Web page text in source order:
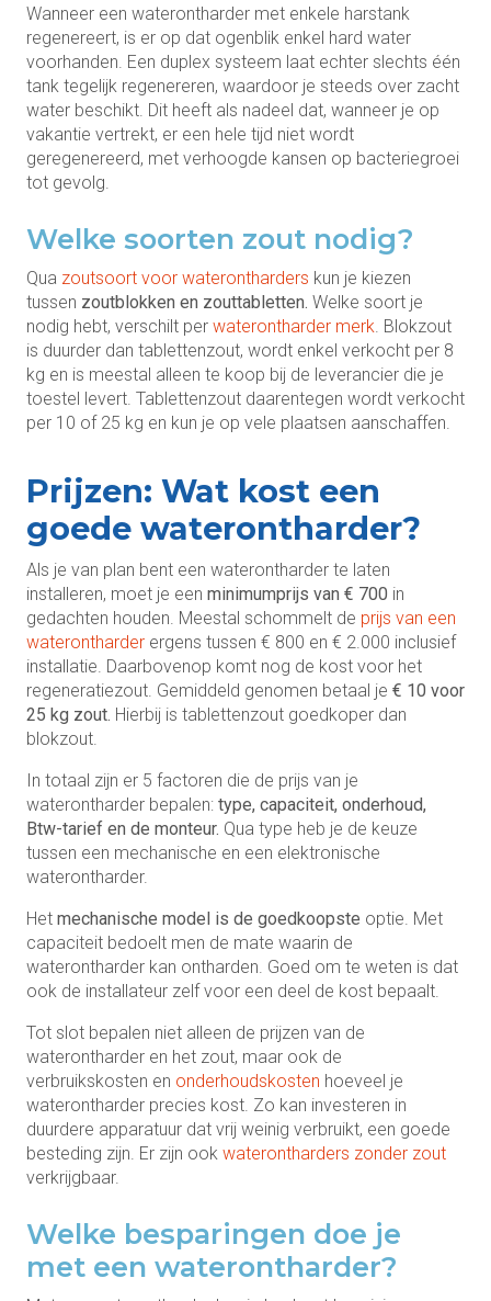
Wanneer een waterontharder met enkele harstank
regenereert, is er op dat ogenblik enkel hard water
voorhanden. Een duplex systeem laat echter slechts één
tank tegelijk regenereren, waardoor je steeds over zacht
water beschikt. Dit heeft als nadeel dat, wanneer je op
vakantie vertrekt, er een hele tijd niet wordt
geregenereerd, met verhoogde kansen op bacteriegroei
tot gevolg.
Welke soorten zout nodig?
Qua zoutsoort voor waterontharders kun je kiezen
tussen zoutblokken en zouttabletten. Welke soort je
nodig hebt, verschilt per waterontharder merk. Blokzout
is duurder dan tablettenzout, wordt enkel verkocht per 8
kg en is meestal alleen te koop bij de leverancier die je
toestel levert. Tablettenzout daarentegen wordt verkocht
per 10 of 25 kg en kun je op vele plaatsen aanschaffen.
Prijzen: Wat kost een
goede waterontharder?
Als je van plan bent een waterontharder te laten
installeren, moet je een minimumprijs van € 700 in
gedachten houden. Meestal schommelt de prijs van een
waterontharder ergens tussen € 800 en € 2.000 inclusief
installatie. Daarbovenop komt nog de kost voor het
regeneratiezout. Gemiddeld genomen betaal je € 10 voor
25 kg zout. Hierbij is tablettenzout goedkoper dan
blokzout.
In totaal zijn er 5 factoren die de prijs van je
waterontharder bepalen: type, capaciteit, onderhoud,
Btw-tarief en de monteur. Qua type heb je de keuze
tussen een mechanische en een elektronische
waterontharder.
Het mechanische model is de goedkoopste optie. Met
capaciteit bedoelt men de mate waarin de
waterontharder kan ontharden. Goed om te weten is dat
ook de installateur zelf voor een deel de kost bepaalt.
Tot slot bepalen niet alleen de prijzen van de
waterontharder en het zout, maar ook de
verbruikskosten en onderhoudskosten hoeveel je
waterontharder precies kost. Zo kan investeren in
duurdere apparatuur dat vrij weinig verbruikt, een goede
besteding zijn. Er zijn ook waterontharders zonder zout
verkrijgbaar.
Welke besparingen doe je
met een waterontharder?